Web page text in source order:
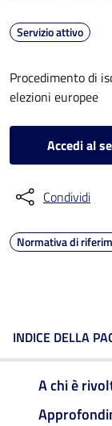
Servizio attivo
Procedimento di
elezioni europee
Accedi al
Condividi
Normativa di
INDICE DELLA
A chi è